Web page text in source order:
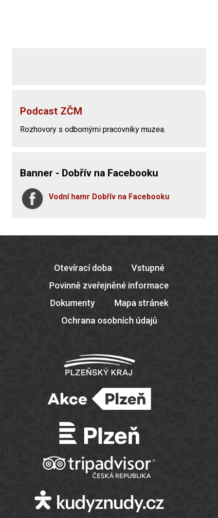
Podcast ZČM
Rozhovory s odbornými pracovníky muzea.
Banner - Dobřív na Facebooku
Vodní hamr Dobřív na Facebooku
Otevírací doba
Vstupné
Povinně zveřejněné informace
Dokumenty
Mapa stránek
Ochrana osobních údajů